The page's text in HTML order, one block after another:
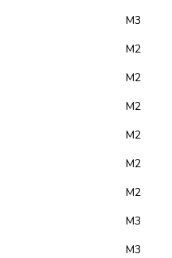
M3
M2
M2
M2
M2
M2
M2
M3
M3